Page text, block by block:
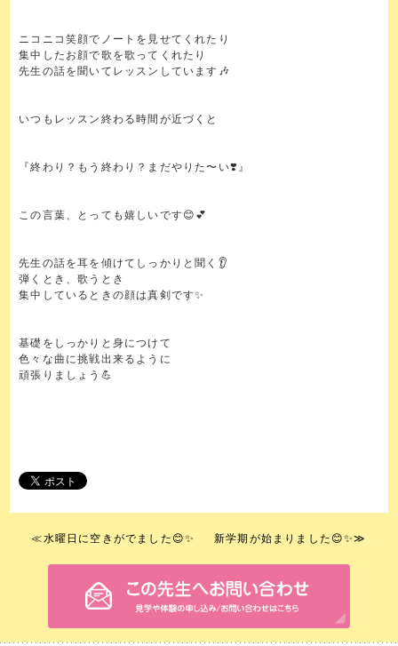
ニコニコ笑顔でノートを見せてくれたり
集中したお顔で歌を歌ってくれたり
先生の話を聞いてレッスンしています🎶
いつもレッスン終わる時間が近づくと
『終わり？もう終わり？まだやりた〜い❣️』
この言葉、とっても嬉しいです😊💕
先生の話を耳を傾けてしっかりと聞く👂
弾くとき、歌うとき
集中しているときの顔は真剣です✨
基礎をしっかりと身につけて
色々な曲に挑戦出来るように
頑張りましょう💪
≪水曜日に空きがでました😊✨ 新学期が始まりました😊✨≫